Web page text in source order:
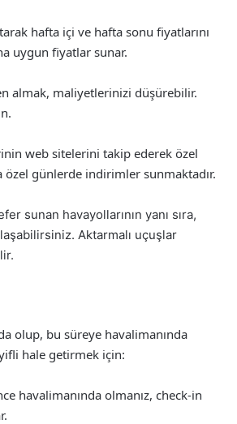
hafta içi ve hafta sonu fiyatlarını
uygun fiyatlar sunar.
almak, maliyetlerinizi düşürebilir.
web sitelerini takip ederek özel
günlerde indirimler sunmaktadır.
sunan havayollarının yanı sıra,
Aktarmalı uçuşlar
olup, bu süreye havalimanında
hale getirmek için:
havalimanında olmanız, check-in